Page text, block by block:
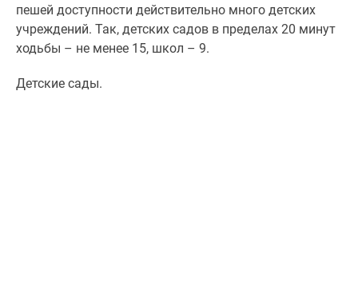
пешей доступности действительно много детских
учреждений. Так, детских садов в пределах 20 минут
ходьбы – не менее 15, школ – 9.
Детские сады.